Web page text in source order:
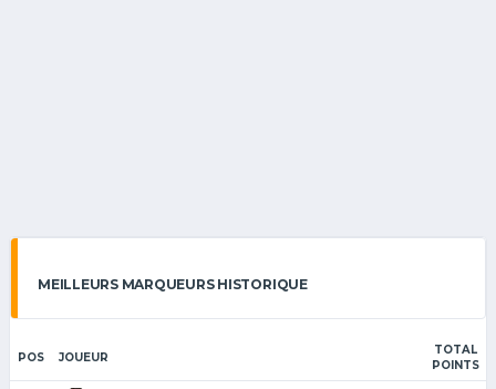
MEILLEURS MARQUEURS HISTORIQUE
POS JOUEUR
TOTAL
POINTS